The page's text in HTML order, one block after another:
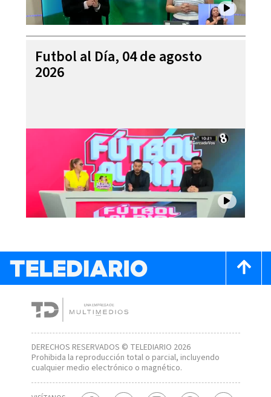
Futbol al Día, 04 de agosto
2026
DERECHOS RESERVADOS © TELEDIARIO 2026
Prohibida la reproducción total o parcial, incluyendo
cualquier medio electrónico o magnético.